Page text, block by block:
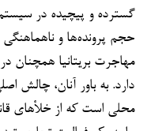
گسترده و پیچیده در
حجم پرونده‌ها و
مهاجرت بریتانیا همچنان
دارد. به باور آنان، چالش
محلی است که از خلأهای